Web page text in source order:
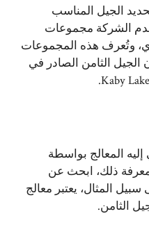
الجيل المناسب
الشركة مجموعات
وتُعرف هذه المجموعات
الجيل الثامن الصادر في
المعالج بواسطة
ذلك، ابحث عن
سبيل المثال، يعتبر معالج